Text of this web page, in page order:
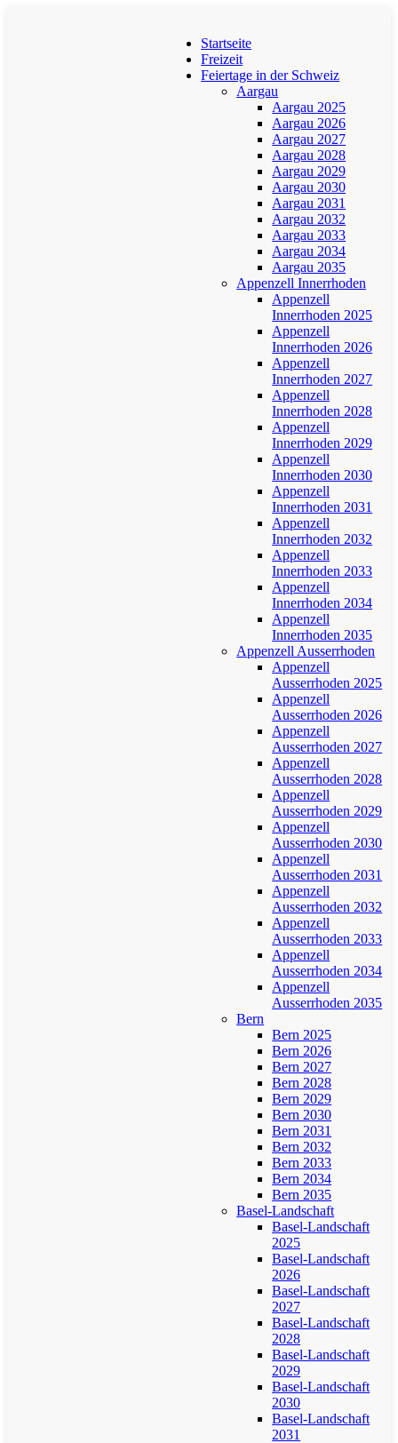
Startseite
Freizeit
Feiertage in der Schweiz
Aargau
Aargau 2025
Aargau 2026
Aargau 2027
Aargau 2028
Aargau 2029
Aargau 2030
Aargau 2031
Aargau 2032
Aargau 2033
Aargau 2034
Aargau 2035
Appenzell Innerrhoden
Appenzell
Innerrhoden 2025
Appenzell
Innerrhoden 2026
Appenzell
Innerrhoden 2027
Appenzell
Innerrhoden 2028
Appenzell
Innerrhoden 2029
Appenzell
Innerrhoden 2030
Appenzell
Innerrhoden 2031
Appenzell
Innerrhoden 2032
Appenzell
Innerrhoden 2033
Appenzell
Innerrhoden 2034
Appenzell
Innerrhoden 2035
Appenzell Ausserrhoden
Appenzell
Ausserrhoden 2025
Appenzell
Ausserrhoden 2026
Appenzell
Ausserrhoden 2027
Appenzell
Ausserrhoden 2028
Appenzell
Ausserrhoden 2029
Appenzell
Ausserrhoden 2030
Appenzell
Ausserrhoden 2031
Appenzell
Ausserrhoden 2032
Appenzell
Ausserrhoden 2033
Appenzell
Ausserrhoden 2034
Appenzell
Ausserrhoden 2035
Bern
Bern 2025
Bern 2026
Bern 2027
Bern 2028
Bern 2029
Bern 2030
Bern 2031
Bern 2032
Bern 2033
Bern 2034
Bern 2035
Basel-Landschaft
Basel-Landschaft
2025
Basel-Landschaft
2026
Basel-Landschaft
2027
Basel-Landschaft
2028
Basel-Landschaft
2029
Basel-Landschaft
2030
Basel-Landschaft
2031